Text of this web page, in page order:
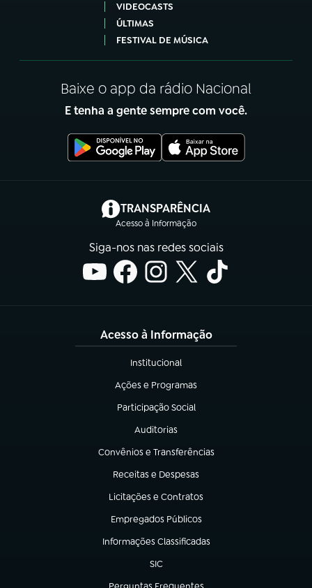
VIDEOCASTS
ÚLTIMAS
FESTIVAL DE MÚSICA
Baixe o app da rádio Nacional
E tenha a gente sempre com você.
TRANSPARÊNCIA
Acesso à Informação
(abre em nova aba)
Siga-nos nas redes sociais
Acesso à Informação
Institucional
(abre em nova aba)
Ações e Programas
(abre em nova aba)
Participação Social
(abre em nova aba)
Auditorias
(abre em nova aba)
Convênios e Transferências
(abre em nova aba)
Receitas e Despesas
(abre em nova aba)
Licitações e Contratos
(abre em nova aba)
Empregados Públicos
(abre em nova aba)
Informações Classificadas
(abre em nova aba)
SIC
(abre em nova aba)